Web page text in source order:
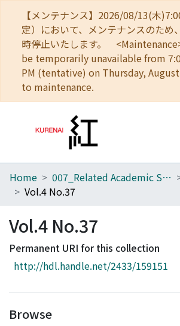
【メンテナンス】2026/08/13(木
定）において、メンテナンスのため
時停止いたします。
be temporarily unavailable from
PM (tentative) on Thursday,
to maintenance.
Home
Browse
Download Ranking
Access Statistics
Home 007_Related Academic Societies
Vol.4 No.37
Vol.4 No.37
Permanent URI for this collection
http://hdl.handle.net/2433/159151
Browse